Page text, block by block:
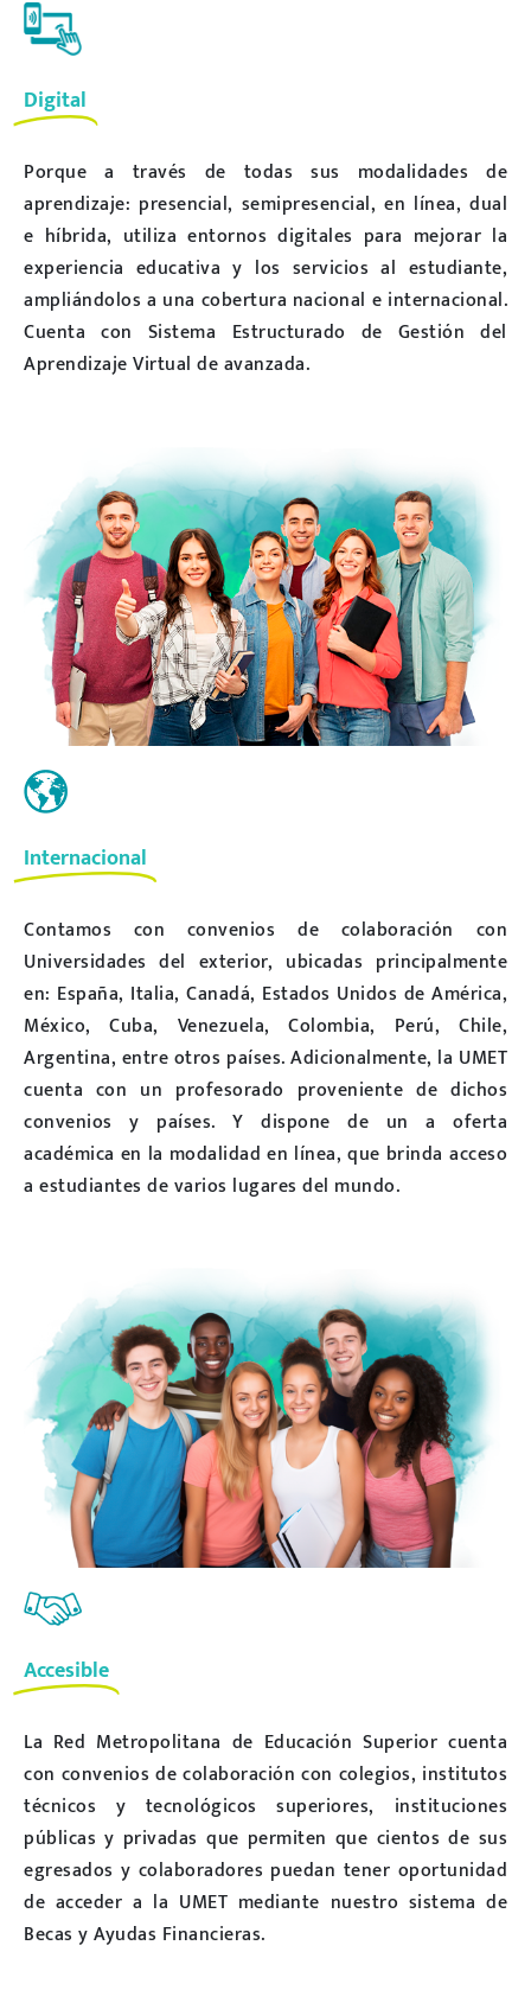
Digital
Porque a través de todas sus modalidades de
aprendizaje: presencial, semipresencial, en línea, dual
e híbrida, utiliza entornos digitales para mejorar la
experiencia educativa y los servicios al estudiante,
ampliándolos a una cobertura nacional e internacional.
Cuenta con Sistema Estructurado de Gestión del
Aprendizaje Virtual de avanzada.
Internacional
Contamos con convenios de colaboración con
Universidades del exterior, ubicadas principalmente
en: España, Italia, Canadá, Estados Unidos de América,
México, Cuba, Venezuela, Colombia, Perú, Chile,
Argentina, entre otros países. Adicionalmente, la UMET
cuenta con un profesorado proveniente de dichos
convenios y países. Y dispone de un a oferta
académica en la modalidad en línea, que brinda acceso
a estudiantes de varios lugares del mundo.
Accesible
La Red Metropolitana de Educación Superior cuenta
con convenios de colaboración con colegios, institutos
técnicos y tecnológicos superiores, instituciones
públicas y privadas que permiten que cientos de sus
egresados y colaboradores puedan tener oportunidad
de acceder a la UMET mediante nuestro sistema de
Becas y Ayudas Financieras.